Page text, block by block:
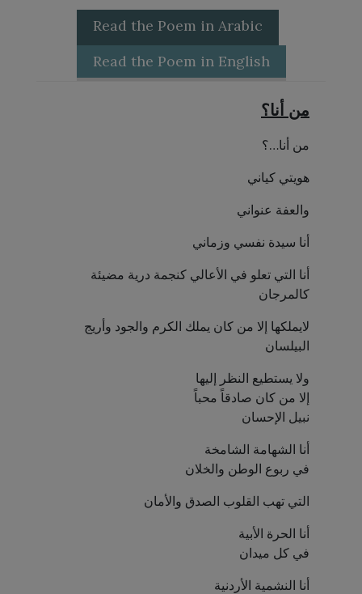
Read the Poem in Arabic
Read the Poem in English
من أنا؟
من أنا…؟
هويتي كياني
والعفة عنواني
أنا سيدة نفسي وزماني
أنا التي تعلو في الأعالي كنجمة درية مضيئة
كالمرجان
لايملكها إلا من كان يملك الكرم والجود وأريج
البيلسان
ولا يستطيع النظر إليها
إلا من كان صادقاً محباً
نبيل الإحسان
أنا الشهامة الشامخة
في ربوع الوطن والخلان
التي تهب القلوب الصدق والأمان
أنا الحرة الأبية
في كل ميدان
أنا النشمية الأردنية